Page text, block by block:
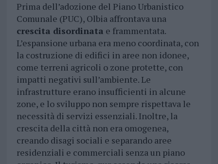
Prima dell’adozione del Piano Urbanistico
Comunale (PUC), Olbia affrontava una
crescita disordinata e frammentata.
L’espansione urbana era meno coordinata, con
la costruzione di edifici in aree non idonee,
come terreni agricoli o zone protette, con
impatti negativi sull’ambiente. Le
infrastrutture erano insufficienti in alcune
zone, e lo sviluppo non sempre rispettava le
necessità di servizi essenziali. Inoltre, la
crescita della città non era omogenea,
creando disagi sociali e separando aree
residenziali e commerciali senza un piano